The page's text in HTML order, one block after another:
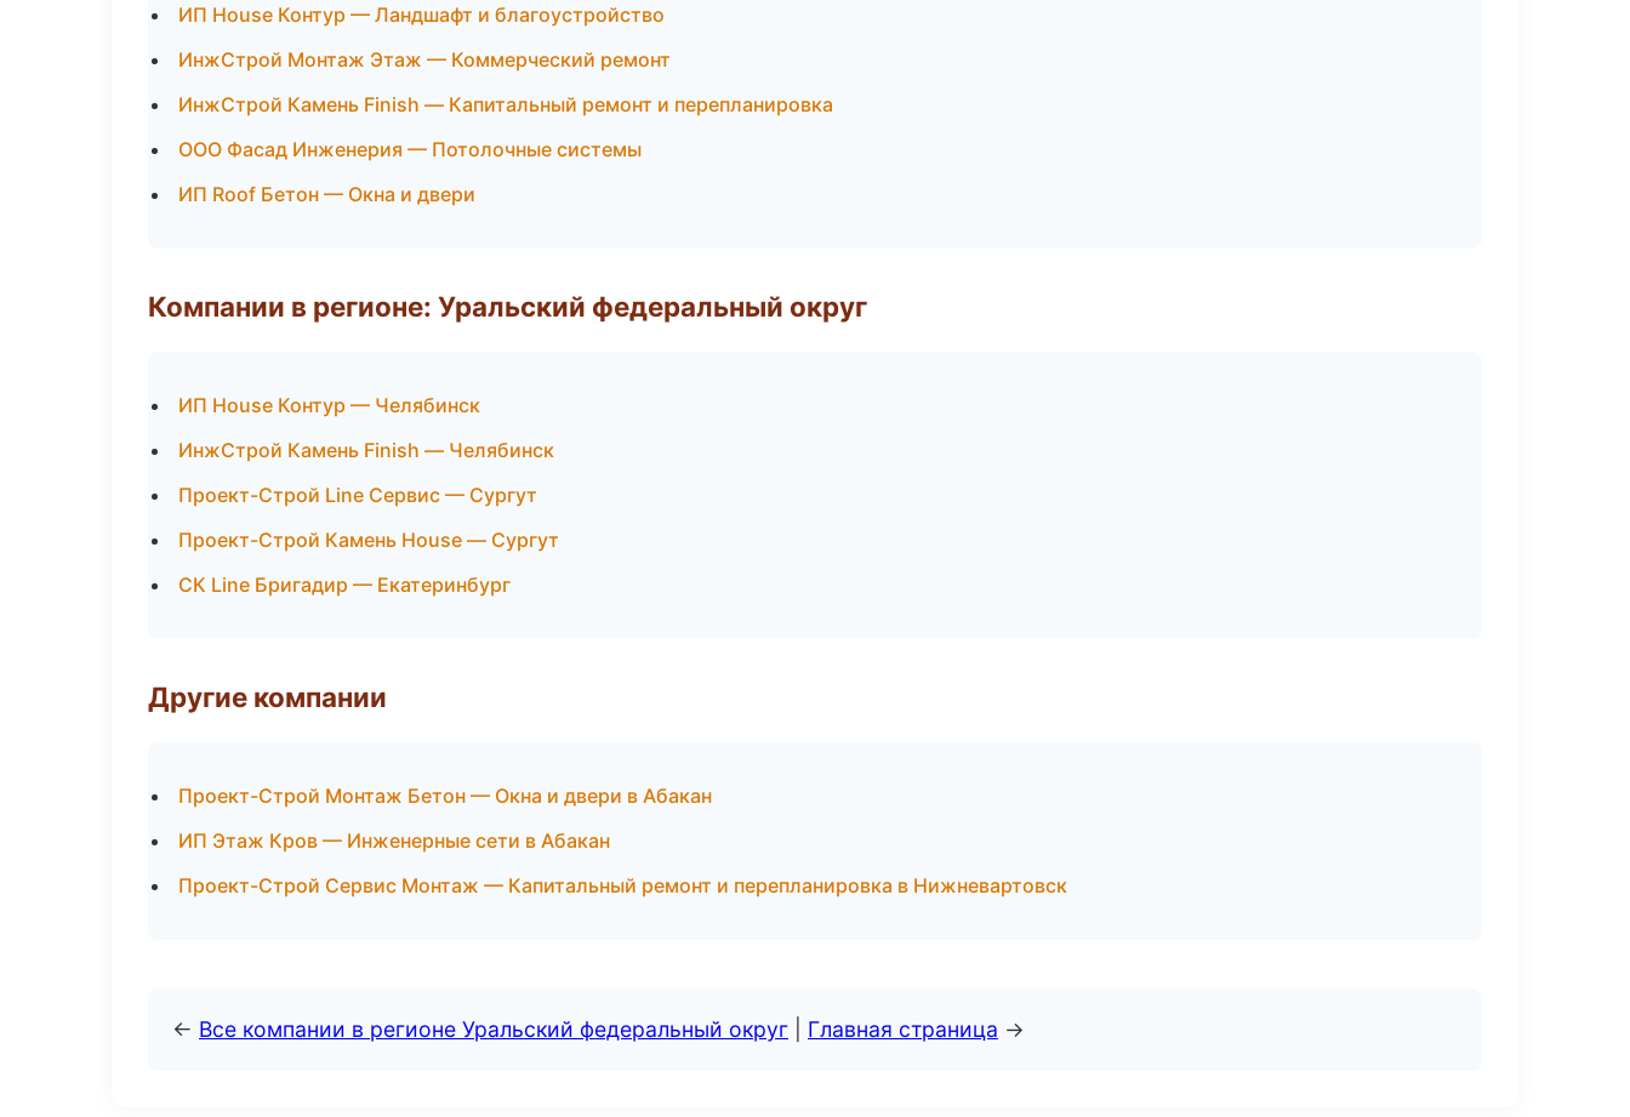
ИП House Контур — Ландшафт и благоустройство
ИнжСтрой Монтаж Этаж — Коммерческий ремонт
ИнжСтрой Камень Finish — Капитальный ремонт и перепланировка
ООО Фасад Инженерия — Потолочные системы
ИП Roof Бетон — Окна и двери
Компании в регионе: Уральский федеральный округ
ИП House Контур — Челябинск
ИнжСтрой Камень Finish — Челябинск
Проект-Строй Line Сервис — Сургут
Проект-Строй Камень House — Сургут
СК Line Бригадир — Екатеринбург
Другие компании
Проект-Строй Монтаж Бетон — Окна и двери в Абакан
ИП Этаж Кров — Инженерные сети в Абакан
Проект-Строй Сервис Монтаж — Капитальный ремонт и перепланировка в Нижневартовск
← Все компании в регионе Уральский федеральный округ Главная страница →